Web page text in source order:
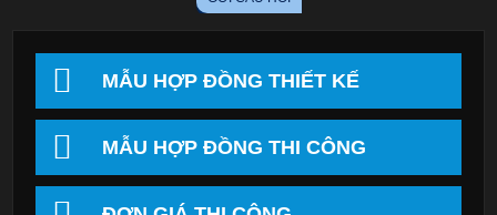
MẪU HỢP ĐỒNG THIẾT KẾ
MẪU HỢP ĐỒNG THI CÔNG